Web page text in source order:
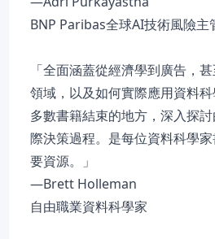
BNP Paribas全球AI技術風險主
「全面涵蓋從經濟學到廣告，
領域，以及如何實際應用資料
多數書籍結束的地方，深入探
際決策過程。是每位資料科學
要資源。」
—Brett Holleman
自由職業資料科學家